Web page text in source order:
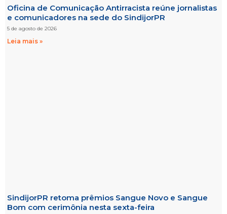
Oficina de Comunicação Antirracista reúne jornalistas
e comunicadores na sede do SindijorPR
5 de agosto de 2026
Leia mais »
SindijorPR retoma prêmios Sangue Novo e Sangue
Bom com cerimônia nesta sexta-feira